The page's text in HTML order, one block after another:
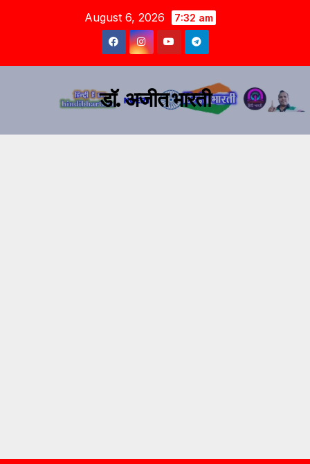
August 6, 2026 7:32 am
डॉ. अजीत भारती